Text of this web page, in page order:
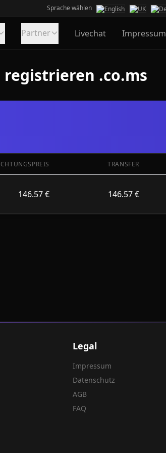
Sprache wählen
Partner Livechat Impressum
.co.ms
TRANSFER
146.57 € 146.57 €
Legal
Impressum
Datenschutz
AGB
FAQ